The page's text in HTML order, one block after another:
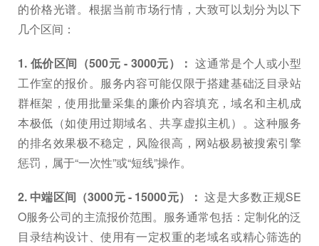
的价格光谱。根据当前市场行情，大致可以划分为以下
几个区间：
1. 低价区间（500元 - 3000元）： 这通常是个人或小型
工作室的报价。服务内容可能仅限于搭建基础泛目录站
群框架，使用批量采集的廉价内容填充，域名和主机成
本极低（如使用过期域名、共享虚拟主机）。这种服务
的排名效果极不稳定，风险很高，网站极易被搜索引擎
惩罚，属于“一次性”或“短线”操作。
2. 中端区间（3000元 - 15000元）： 这是大多数正规SE
O服务公司的主流报价范围。服务通常包括：定制化的泛
目录结构设计、使用有一定权重的老域名或精心筛选的